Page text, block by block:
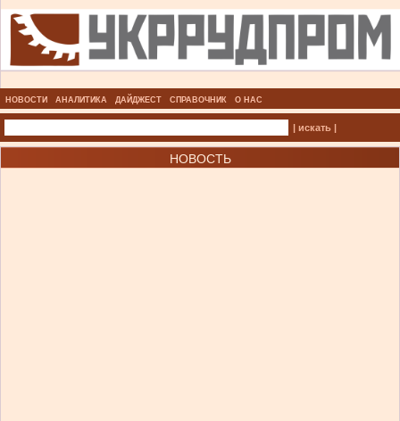
НОВОСТИ АНАЛИТИКА ДАЙДЖЕСТ СПРАВОЧНИК О НАС
| искать |
НОВОСТЬ